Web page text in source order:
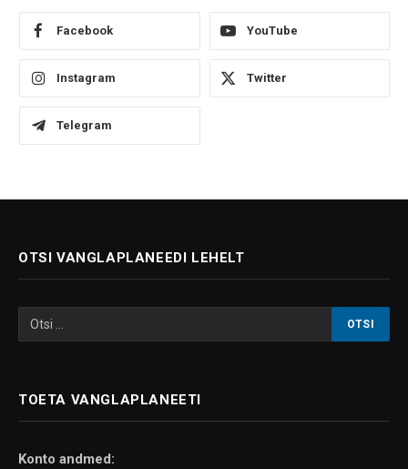
Facebook YouTube
Instagram Twitter
Telegram
OTSI VANGLAPLANEEDI LEHELT
TOETA VANGLAPLANEETI
Konto andmed: